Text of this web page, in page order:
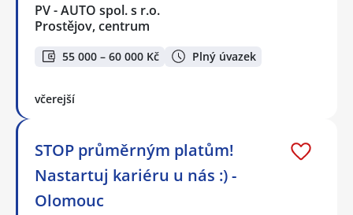
PV - AUTO spol. s r.o.
Prostějov, centrum
55 000 – 60 000 Kč Plný úvazek
včerejší
STOP průměrným platům!
Nastartuj kariéru u nás :) -
Olomouc